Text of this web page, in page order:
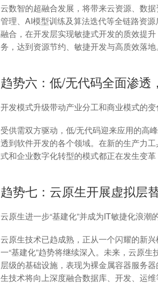
云数智的超融合发展，将带来云资源、数
管理、AI模型训练及算法迭代等全链路资
融合，在开发层实现敏捷式开发的质效提
务，达到资源节约、敏捷开发与高质效落地
趋势六：低/无代码全面渗透
开发模式升级带动产业分工和商业模式的变
受供需双方驱动，低/无代码迎来应用的高
透到软件开发的各个领域。在新的生产力
式和企业数字化转型的模式都正在发生变
趋势七：云原生开展虚拟层
云原生进一步“基建化”并成为IT敏捷化浪潮
云原生技术已趋成熟，正从一个闪耀的新
一“基建化”趋势将继续深入。未来，云原
层级的基础设施，表现为裸金属容器服务
生技术将向上深度融合数据库、开发、运